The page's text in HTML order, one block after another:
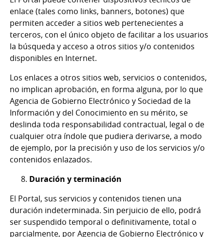
enlace (tales como links, banners, botones) que
permiten acceder a sitios web pertenecientes a
terceros, con el único objeto de facilitar a los usuarios
la búsqueda y acceso a otros sitios y/o contenidos
disponibles en Internet.
Los enlaces a otros sitios web, servicios o contenidos,
no implican aprobación, en forma alguna, por lo que
Agencia de Gobierno Electrónico y Sociedad de la
Información y del Conocimiento en su mérito, se
deslinda toda responsabilidad contractual, legal o de
cualquier otra índole que pudiera derivarse, a modo
de ejemplo, por la precisión y uso de los servicios y/o
contenidos enlazados.
Duración y terminación
El Portal, sus servicios y contenidos tienen una
duración indeterminada. Sin perjuicio de ello, podrá
ser suspendido temporal o definitivamente, total o
parcialmente, por Agencia de Gobierno Electrónico y